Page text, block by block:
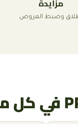
مزايدة
وضبط العروض